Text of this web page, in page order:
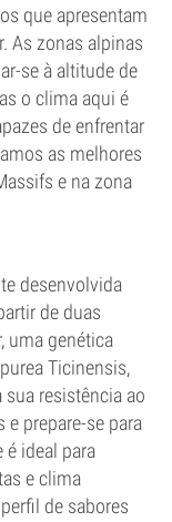
que apresentam
As zonas alpinas
se à altitude de
o clima aqui é
de enfrentar
as melhores
e na zona
desenvolvida
de duas
uma genética
Ticinensis,
resistência ao
e prepare-se para
ideal para
e clima
de sabores